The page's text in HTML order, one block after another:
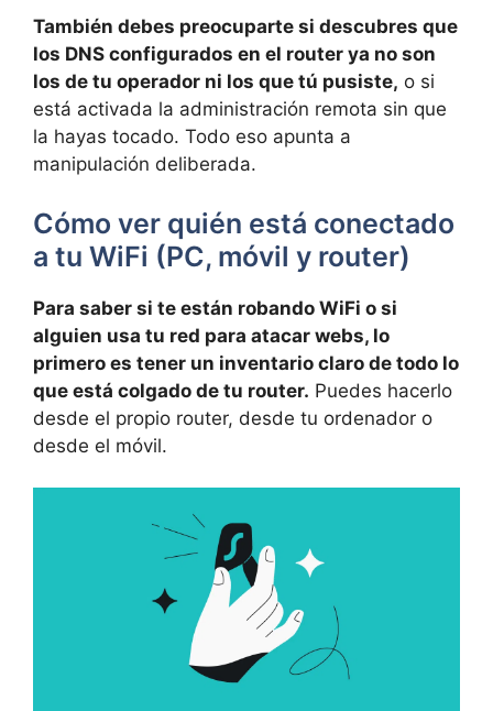
También debes preocuparte si descubres que
los DNS configurados en el router ya no son
los de tu operador ni los que tú pusiste, o si
está activada la administración remota sin que
la hayas tocado. Todo eso apunta a
manipulación deliberada.
Cómo ver quién está conectado
a tu WiFi (PC, móvil y router)
Para saber si te están robando WiFi o si
alguien usa tu red para atacar webs, lo
primero es tener un inventario claro de todo lo
que está colgado de tu router. Puedes hacerlo
desde el propio router, desde tu ordenador o
desde el móvil.